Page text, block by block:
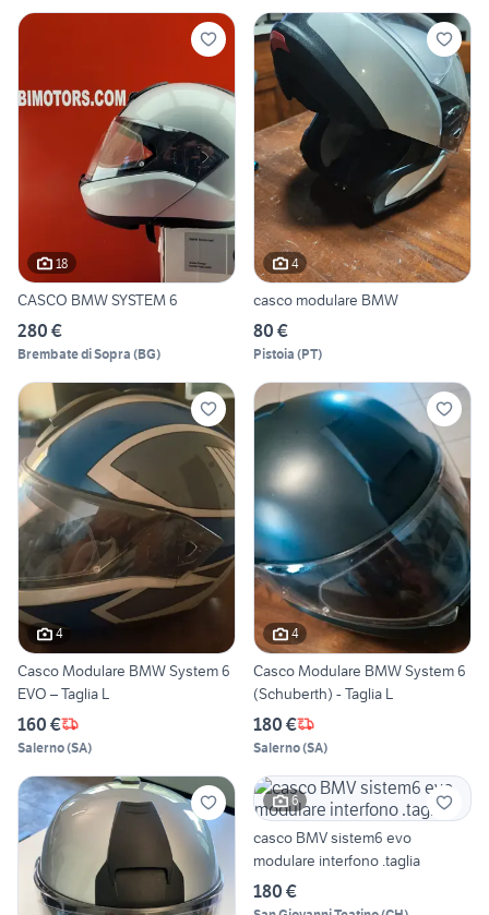
18
CASCO BMW SYSTEM 6
280 €
Brembate di Sopra (BG)
4
casco modulare BMW
80 €
Pistoia (PT)
4
Casco Modulare BMW System 6
EVO – Taglia L
160 €
Salerno(SA)
4
Casco Modulare BMW System 6
(Schuberth) - Taglia L
180 €
Salerno(SA)
6
casco BMV sistem6 evo
modulare interfono .taglia
180 €